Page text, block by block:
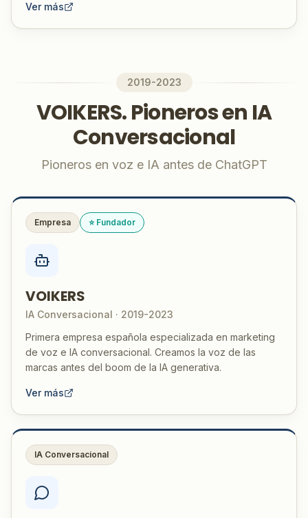
Ver más
2019-2023
VOIKERS. Pioneros en IA
Conversacional
Pioneros en voz e IA antes de ChatGPT
Empresa ⭐ Fundador
VOIKERS
IA Conversacional · 2019-2023
Primera empresa española especializada en marketing
de voz e IA conversacional. Creamos la voz de las
marcas antes del boom de la IA generativa.
Ver más
IA Conversacional